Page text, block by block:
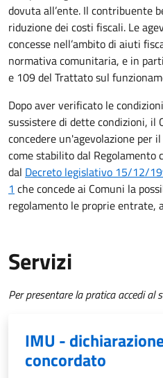
dovuta all’ente. Il contribuente
riduzione dei costi fiscali. Le
concesse nell’ambito di aiuti
normativa comunitaria, e in
e 109 del Trattato sul
Dopo aver verificato le
sussistere di dette condizioni, il
concedere un'agevolazione per
come stabilito dal Regolamento
dal Decreto legislativo 15/12/
1 che concede ai Comuni la
regolamento le proprie entrate,
Servizi
Per presentare la pratica accedi al
IMU -
concordato